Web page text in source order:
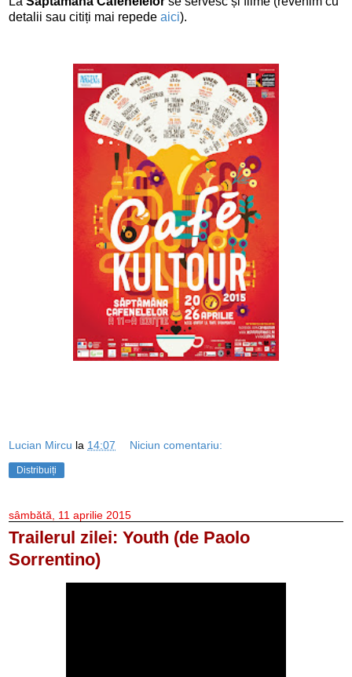
detalii sau citiți mai repede aici).
Lucian Mircu la 14:07 Niciun comentariu:
Distribuiți
sâmbătă, 11 aprilie 2015
Trailerul zilei: Youth (de Paolo
Sorrentino)